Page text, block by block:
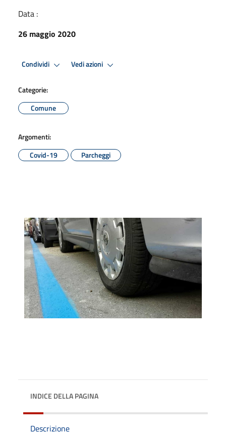
Data :
26 maggio 2020
Condividi Vedi azioni
Categorie:
Comune
Argomenti:
Covid-19
Parcheggi
INDICE DELLA PAGINA
Descrizione